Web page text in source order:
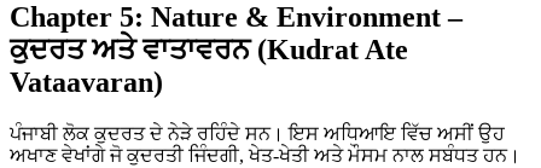
Chapter 5: Nature & Environment –
ਕੁਦਰਤ ਅਤੇ ਵਾਤਾਵਰਨ (Kudrat Ate
Vataavaran)
ਪੰਜਾਬੀ ਲੋਕ ਕੁਦਰਤ ਦੇ ਨੇੜੇ ਰਹਿੰਦੇ ਸਨ। ਇਸ ਅਧਿਆਇ ਵਿੱਚ ਅਸੀਂ ਉਹ
ਅਖਾਣ ਵੇਖਾਂਗੇ ਜੋ ਕੁਦਰਤੀ ਜਿੰਦਗੀ, ਖੇਤ-ਖੇਤੀ ਅਤੇ ਮੌਸਮ ਨਾਲ ਸਬੰਧਤ ਹਨ।